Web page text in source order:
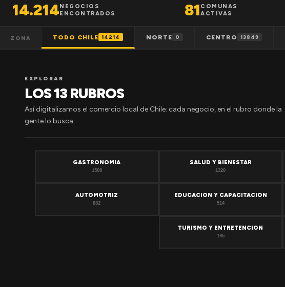
14.214NEGOCIOS
ENCONTRADOS
81COMUNAS
ACTIVAS
ZONA TODO CHILE 14214 NORTE 0 CENTRO 13849
EXPLORAR
LOS 13 RUBROS
Así digitalizamos el comercio local de Chile: cada negocio, en el rubro donde la
gente lo busca.
GASTRONOMIA
1508
SALUD Y BIENESTAR
1320
AUTOMOTRIZ
882
EDUCACION Y CAPACITACION
514
TURISMO Y ENTRETENCION
165